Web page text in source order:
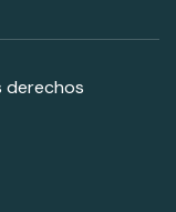
derechos